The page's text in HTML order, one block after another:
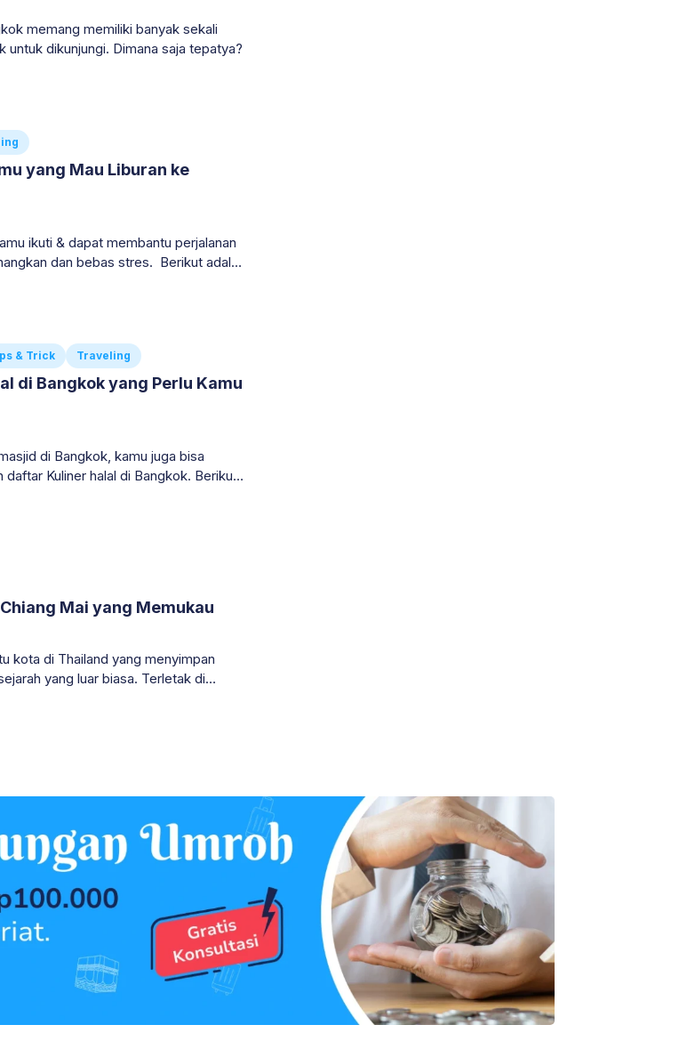
memang memiliki banyak sekali
untuk dikunjungi. Dimana saja tepatya?
yang Mau Liburan ke
ikuti & dapat membantu perjalanan
bebas stres. Berikut adalah
& Trick Traveling
di Bangkok yang Perlu Kamu
di Bangkok, kamu juga bisa
Kuliner halal di Bangkok. Berikut
Mai yang Memukau
kota di Thailand yang menyimpan
yang luar biasa. Terletak di